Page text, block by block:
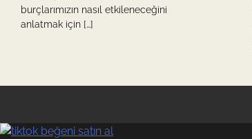
burçlarımızın nasıl etkileneceğini
anlatmak için […]